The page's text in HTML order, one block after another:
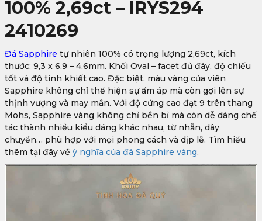
100% 2,69ct – IRYS294
2410269
Đá Sapphire tự nhiên 100% có trọng lượng 2,69ct, kích
thước: 9,3 x 6,9 – 4,6mm. Khối Oval – facet đủ đáy, độ chiếu
tốt và độ tinh khiết cao. Đặc biệt, màu vàng của viên
Sapphire không chỉ thể hiện sự ấm áp mà còn gợi lên sự
thịnh vượng và may mắn. Với độ cứng cao đạt 9 trên thang
Mohs, Sapphire vàng không chỉ bền bỉ mà còn dễ dàng chế
tác thành nhiều kiểu dáng khác nhau, từ nhẫn, dây
chuyền… phù hợp với mọi phong cách và dịp lễ. Tìm hiểu
thêm tại đây về ý nghĩa của đá Sapphire vàng.